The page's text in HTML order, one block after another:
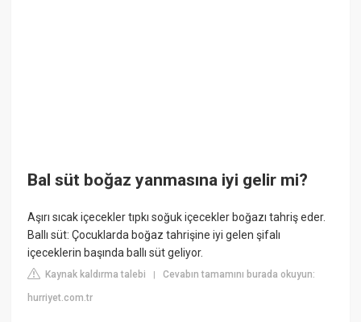
Bal süt boğaz yanmasına iyi gelir mi?
Aşırı sıcak içecekler tıpkı soğuk içecekler boğazı tahriş eder.
Ballı süt: Çocuklarda boğaz tahrişine iyi gelen şifalı
içeceklerin başında ballı süt geliyor.
Kaynak kaldırma talebi |Cevabın tamamını burada okuyun:
hurriyet.com.tr